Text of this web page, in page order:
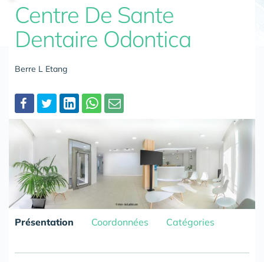
Centre De Sante
Dentaire Odontica
Berre L Etang
Partager
Présentation Coordonnées Catégories